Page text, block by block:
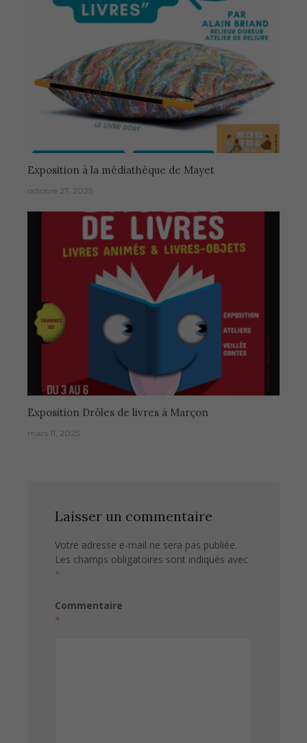
Exposition à la médiathèque de Mayet
octobre 27, 2025
Exposition Drôles de livres à Marçon
mars 11, 2025
Laisser un commentaire
Votre adresse e-mail ne sera pas publiée.
Les champs obligatoires sont indiqués avec
*
Commentaire
*